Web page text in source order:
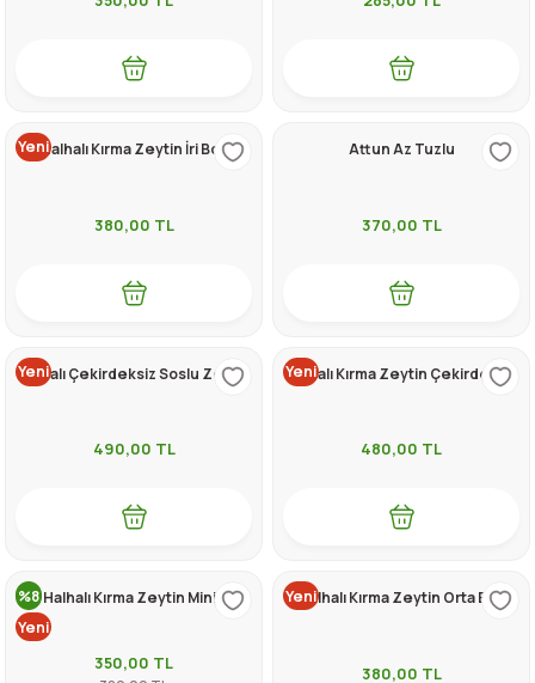
YeniHalhalı Kırma Zeytin İri Boy
380,00 TL
Attun Az Tuzlu
370,00 TL
Yeni
Halhalı Çekirdeksiz Soslu Zeytin
490,00 TL
Yeni
Halhalı Kırma Zeytin Çekirdeksiz
480,00 TL
%8
Yeni
Halhalı Kırma Zeytin Minik
350,00 TL
Yeni
Halhalı Kırma Zeytin Orta Boy
380,00 TL